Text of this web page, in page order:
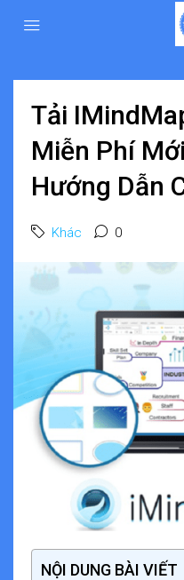
Tải
Miễn Phí
Hướng Dẫn
Khác 0
NỘI DUNG BÀI VIẾT